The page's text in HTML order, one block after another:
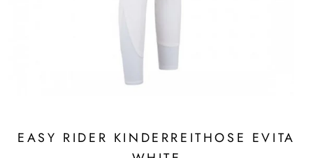
EASY RIDER KINDERREITHOSE EVITA